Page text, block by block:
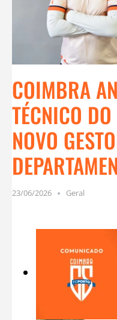
COIMBRA
TÉCNICO
NOVO
23/06/2026 Geral